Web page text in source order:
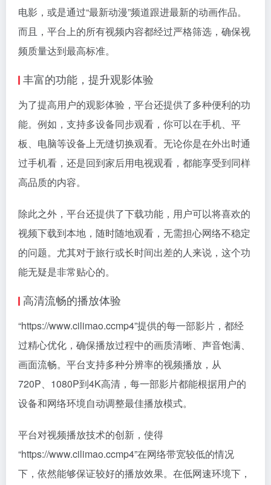
电影，或是通过“最新动漫”频道跟进最新的动画作品。
而且，平台上的所有视频内容都经过严格筛选，确保视
频质量达到最高标准。
丰富的功能，提升观影体验
为了提高用户的观影体验，平台还提供了多种便利的功
能。例如，支持多设备同步观看，你可以在手机、平
板、电脑等设备上无缝切换观看。无论你是在外出时通
过手机看，还是回到家后用电视观看，都能享受到同样
高品质的内容。
除此之外，平台还提供了下载功能，用户可以将喜欢的
视频下载到本地，随时随地观看，无需担心网络不稳定
的问题。尤其对于旅行或长时间出差的人来说，这个功
能无疑是非常贴心的。
高清流畅的播放体验
“https://www.cilimao.ccmp4”提供的每一部影片，都经
过精心优化，确保播放过程中的画质清晰、声音饱满、
画面流畅。平台支持多种分辨率的视频播放，从
720P、1080P到4K高清，每一部影片都能根据用户的
设备和网络环境自动调整最佳播放模式。
平台对视频播放技术的创新，使得
“https://www.cilimao.ccmp4”在网络带宽较低的情况
下，依然能够保证较好的播放效果。在低网速环境下，